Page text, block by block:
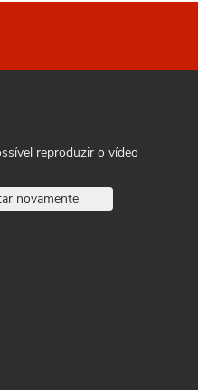
reproduzir o vídeo
novamente